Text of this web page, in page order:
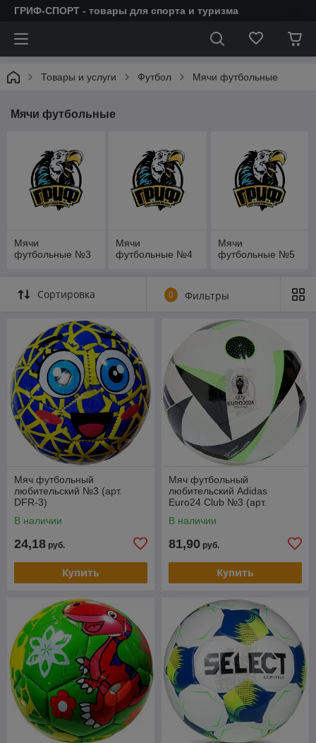
ГРИФ-СПОРТ - товары для спорта и туризма
Товары и услуги Футбол Мячи футбольные
Мячи футбольные
Мячи
футбольные №3
Мячи
футбольные №4
Мячи
футбольные №5
Сортировка 0 Фильтры
Мяч футбольный
любительский №3 (арт.
DFR-3)
В наличии
24,18 руб.
Купить
Мяч футбольный
любительский Adidas
Euro24 Club №3 (арт.
В наличии
81,90 руб.
Купить